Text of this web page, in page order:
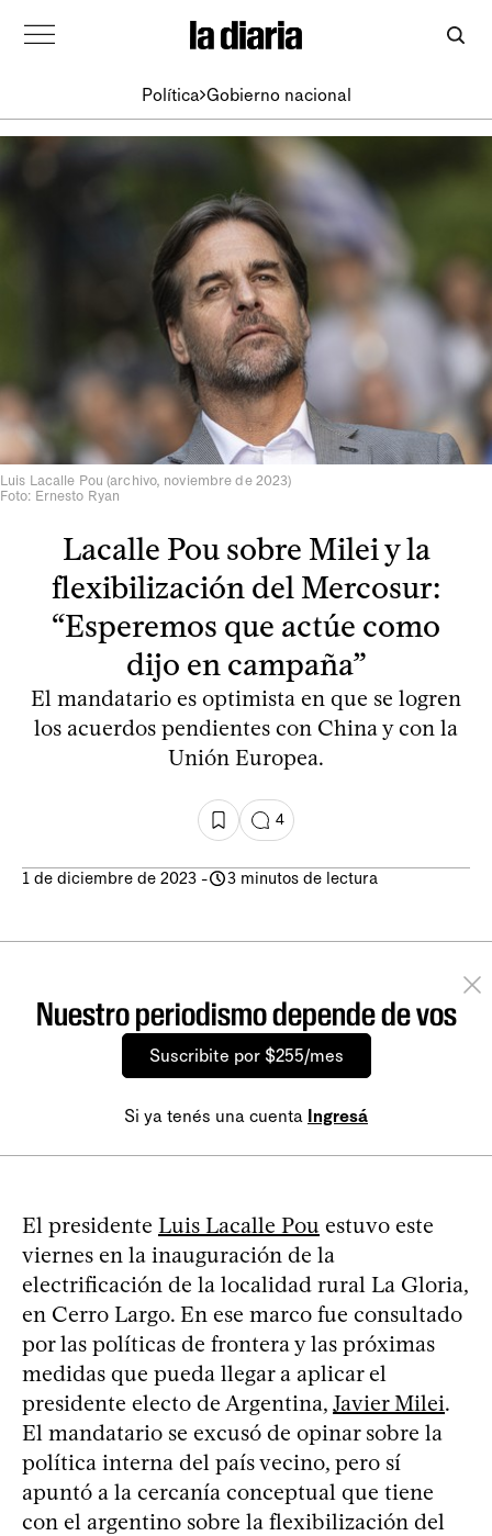
Política Gobierno nacional
Luis Lacalle Pou (archivo, noviembre de 2023)
Foto: Ernesto Ryan
Lacalle Pou sobre Milei y la
flexibilización del Mercosur:
“Esperemos que actúe como
dijo en campaña”
El mandatario es optimista en que se logren
los acuerdos pendientes con China y con la
Unión Europea.
4
1 de diciembre de 2023 - 3 minutos de lectura
Nuestro periodismo depende de vos
Suscribite por $255/mes
Si ya tenés una cuenta Ingresá
El presidente Luis Lacalle Pou estuvo este
viernes en la inauguración de la
electrificación de la localidad rural La Gloria,
en Cerro Largo. En ese marco fue consultado
por las políticas de frontera y las próximas
medidas que pueda llegar a aplicar el
presidente electo de Argentina, Javier Milei.
El mandatario se excusó de opinar sobre la
política interna del país vecino, pero sí
apuntó a la cercanía conceptual que tiene
con el argentino sobre la flexibilización del